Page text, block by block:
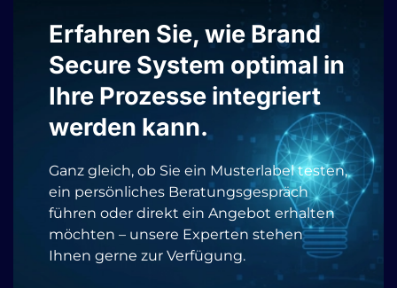
Erfahren Sie, wie Brand
Secure System optimal in
Ihre Prozesse integriert
werden kann.
Ganz gleich, ob Sie ein Musterlabel testen,
ein persönliches Beratungsgespräch
führen oder direkt ein Angebot erhalten
möchten – unsere Experten stehen
Ihnen gerne zur Verfügung.